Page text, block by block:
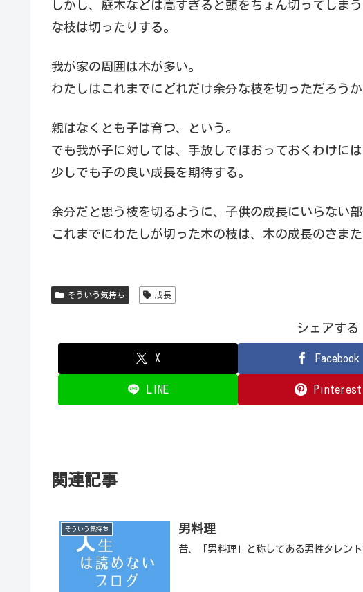
しかし、庭木などは高すぎると頭をちょん切ってしま
な枝は切ったりする。
我が家の周囲は木が多い。
わたしはこれまでにどれだけ余分な枝を切っただろうか
親はなくとも子は育つ、という。
でも我が子に対しては、手放しでほおっておくわけには
少しでも子の良い成長を期待する。
余分だと思う枝を切るように、子供の成長にいらない
これまでにわたしが切った木の枝は、木の成長のさま
そういう気持ち 成長
シェアする
X Facebook
LINE Pinterest
関連記事
そういう気持ち 男料理
昔、「男料理」と称してある男性タレン